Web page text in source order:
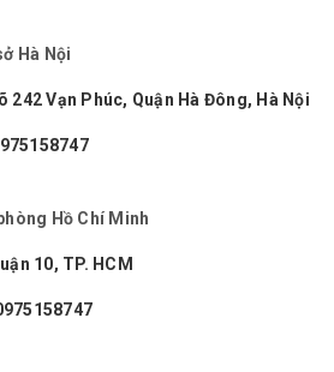
Hà Nội
242 Vạn Phúc, Quận Hà Đông, Hà Nội
Hồ Chí Minh
10, TP. HCM